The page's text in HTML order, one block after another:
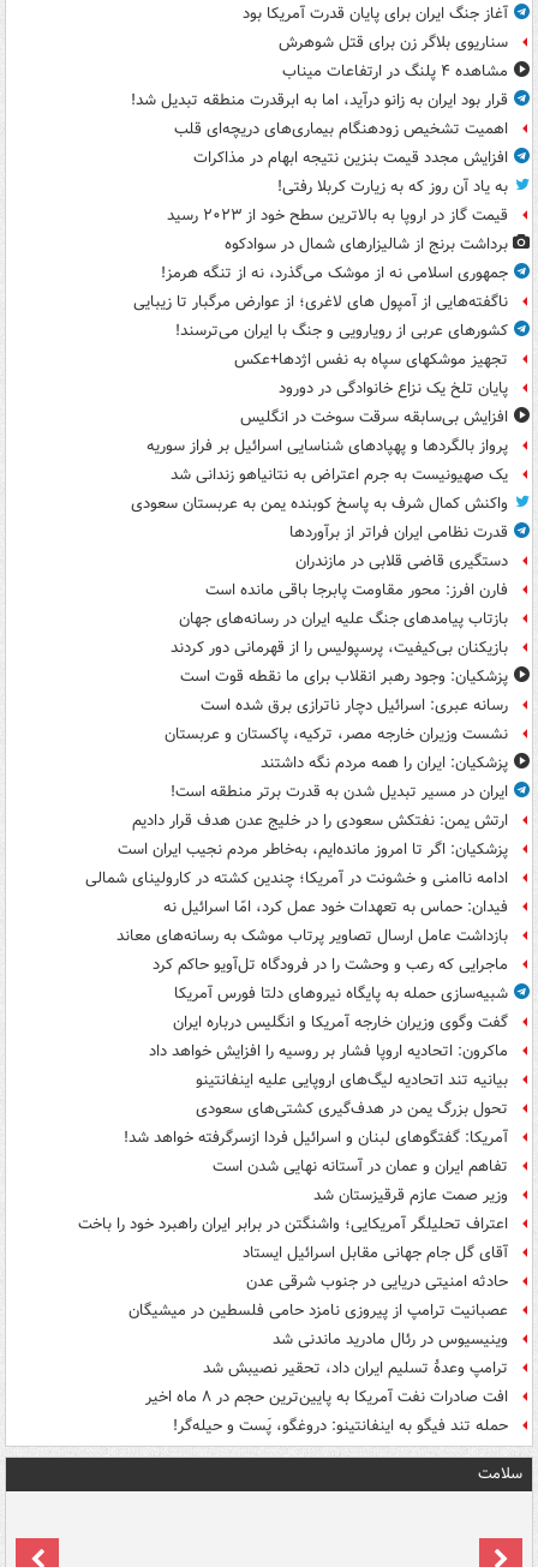
آغاز جنگ ایران برای پایان قدرت آمریکا بود
سناریوی بلاگر زن برای قتل شوهرش
مشاهده ۴ پلنگ در ارتفاعات میناب
قرار بود ایران به زانو درآید، اما به ابرقدرت منطقه تبدیل شد!
اهمیت تشخیص زودهنگام بیماری‌های دریچه‌ای قلب
افزایش مجدد قیمت بنزین نتیجه ابهام در مذاکرات
به یاد آن روز که به زیارت کربلا رفتی!
قیمت گاز در اروپا به بالاترین سطح خود از ۲۰۲۳ رسید
برداشت برنج از شالیزارهای شمال در سوادکوه
جمهوری اسلامی نه از موشک می‌گذرد، نه از تنگه هرمز!
ناگفته‌هایی از آمپول های لاغری؛ از عوارض مرگبار تا زیبایی
کشورهای عربی از رویارویی و جنگ با ایران می‌ترسند!
تجهیز موشکهای سپاه به نفس اژدها+عکس
پایان تلخ یک نزاع خانوادگی در دورود
افزایش بی‌سابقه سرقت سوخت در انگلیس
پرواز بالگردها و پهپادهای شناسایی اسرائیل بر فراز سوریه
یک صهیونیست به جرم اعتراض به نتانیاهو زندانی شد
واکنش کمال شرف به پاسخ کوبنده یمن به عربستان سعودی
قدرت نظامی ایران فراتر از برآوردها
دستگیری قاضی قلابی در مازندران
فارن افرز: محور مقاومت پابرجا باقی مانده است
بازتاب پیامدهای جنگ علیه ایران در رسانه‌های جهان
بازیکنان بی‌کیفیت، پرسپولیس را از قهرمانی دور کردند
پزشکیان: وجود رهبر انقلاب برای ما نقطه قوت است
رسانه عبری: اسرائیل دچار ناترازی برق شده است
نشست وزیران خارجه مصر، ترکیه، پاکستان و عربستان
پزشکیان: ایران را همه مردم نگه داشتند
ایران در مسیر تبدیل شدن به قدرت برتر منطقه است!
ارتش یمن: نفتکش سعودی را در خلیج عدن هدف قرار دادیم
پزشکیان: اگر تا امروز مانده‌ایم، به‌خاطر مردم نجیب ایران است
ادامه ناامنی و خشونت در آمریکا؛ چندین کشته در کارولینای شمالی
فیدان: حماس به تعهدات خود عمل کرد، امّا اسرائیل نه
بازداشت عامل ارسال تصاویر پرتاب موشک به رسانه‌های معاند
ماجرایی که رعب و وحشت را در فرودگاه تل‌آویو حاکم کرد
شبیه‌سازی حمله به پایگاه نیروهای دلتا فورس آمریکا
گفت وگوی وزیران خارجه آمریکا و انگلیس درباره ایران
ماکرون: اتحادیه اروپا فشار بر روسیه را افزایش خواهد داد
بیانیه تند اتحادیه لیگ‌های اروپایی علیه اینفانتینو
تحول بزرگ یمن در هدف‌گیری کشتی‌های سعودی
آمریکا: گفتگوهای لبنان و اسرائیل فردا ازسرگرفته خواهد شد!
تفاهم ایران و عمان در آستانه نهایی شدن است
وزیر صمت عازم قرقیزستان شد
اعتراف تحلیلگر آمریکایی؛ واشنگتن در برابر ایران راهبرد خود را باخت
آقای گل جام جهانی مقابل اسرائیل ایستاد
حادثه امنیتی دریایی در جنوب شرقی عدن
عصبانیت ترامپ از پیروزی نامزد حامی فلسطین در میشیگان
وینیسیوس در رئال مادرید ماندنی شد
ترامپ وعدۀ تسلیم ایران داد، تحقیر نصیبش شد
افت صادرات نفت آمریکا به پایین‌ترین حجم در ۸ ماه اخیر
حمله تند فیگو به اینفانتینو: دروغگو، پَست‌ و حیله‌گر!
سلامت